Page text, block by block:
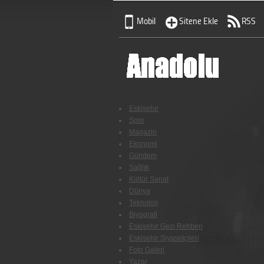
Mobil Sitene Ekle RSS
Eskişehir
Spor
Magazin
Ekonomi
Gündem
Sağlık
Kültür Sanat
Dünya
Teknoloji
Biyografi
Eskişehir Gezi Rehberi
Eskişehir Siyasetçileri
Foto Galeri
Yazar